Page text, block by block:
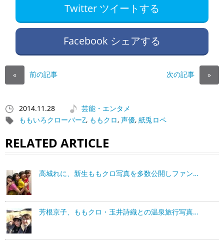
Twitter ツイートする
Facebook シェアする
« 前の記事 次の記事 »
2014.11.28
芸能・エンタメ
ももいろクローバーZ, ももクロ, 声優, 紙兎ロペ
RELATED ARTICLE
高城れに、新生ももクロ写真を多数公開しファン…
芳根京子、ももクロ・玉井詩織との温泉旅行写真…